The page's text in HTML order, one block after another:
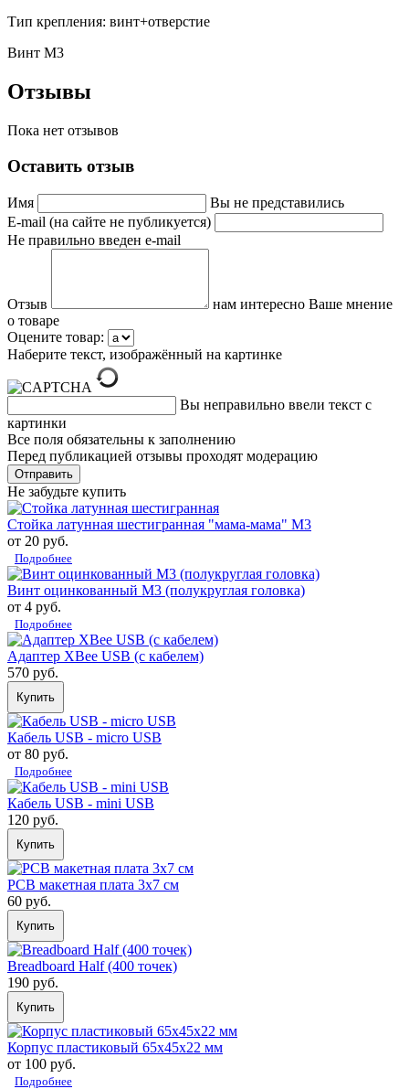
Тип крепления: винт+отверстие
Винт М3
Отзывы
Пока нет отзывов
Оставить отзыв
Имя
Вы не представились
E-mail (на сайте не публикуется)
Не правильно введен e-mail
Отзыв
нам интересно Ваше мнение
о товаре
Оцените товар:
Наберите текст, изображённый на картинке
Вы неправильно ввели текст с
картинки
Все поля обязательны к заполнению
Перед публикацией отзывы проходят модерацию
Не забудьте купить
Стойка латунная шестигранная "мама-мама" М3
от 20 руб.
Подробнее
Винт оцинкованный М3 (полукруглая головка)
от 4 руб.
Подробнее
Адаптер XBee USB (с кабелем)
570 руб.
Купить
Кабель USB - micro USB
от 80 руб.
Подробнее
Кабель USB - mini USB
120 руб.
Купить
PCB макетная плата 3х7 см
60 руб.
Купить
Breadboard Half (400 точек)
190 руб.
Купить
Корпус пластиковый 65х45х22 мм
от 100 руб.
Подробнее